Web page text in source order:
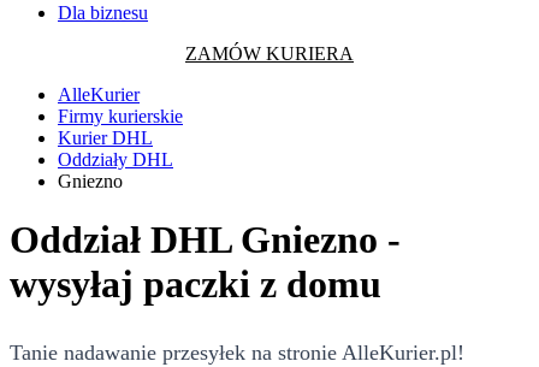
Dla biznesu
ZAMÓW KURIERA
AlleKurier
Firmy kurierskie
Kurier DHL
Oddziały DHL
Gniezno
Oddział DHL Gniezno -
wysyłaj paczki z domu
Tanie nadawanie przesyłek na stronie AlleKurier.pl!